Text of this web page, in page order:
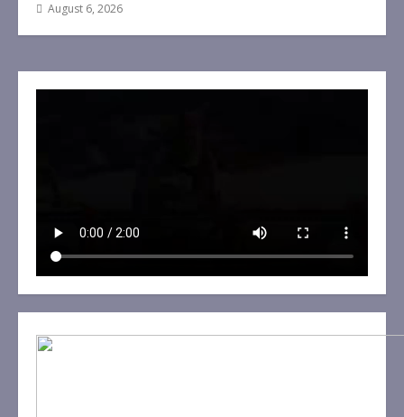
August 6, 2026